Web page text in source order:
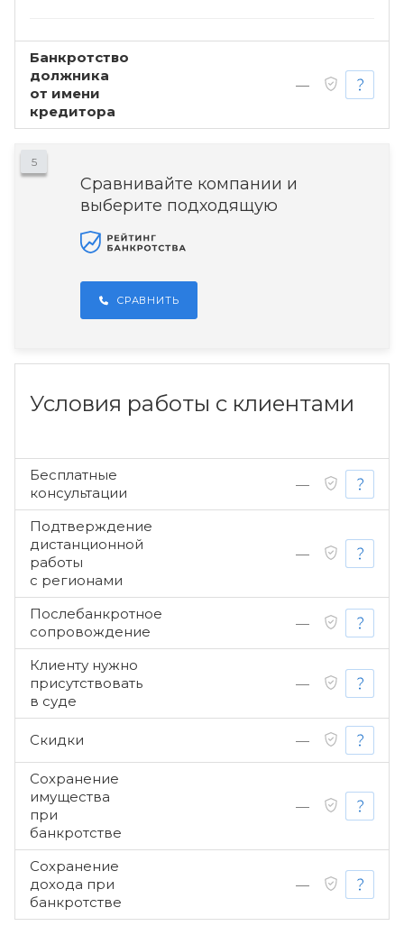
Банкротство
должника
от имени
кредитора
—
5
Сравнивайте компании и
выберите подходящую
СРАВНИТЬ
Условия работы с клиентами
Бесплатные
консультации
—
Подтверждение
дистанционной
работы
с регионами
—
Послебанкротное
сопровождение
—
Клиенту нужно
присутствовать
в суде
—
Скидки —
Сохранение
имущества
при
банкротстве
—
Сохранение
дохода при
банкротстве
—